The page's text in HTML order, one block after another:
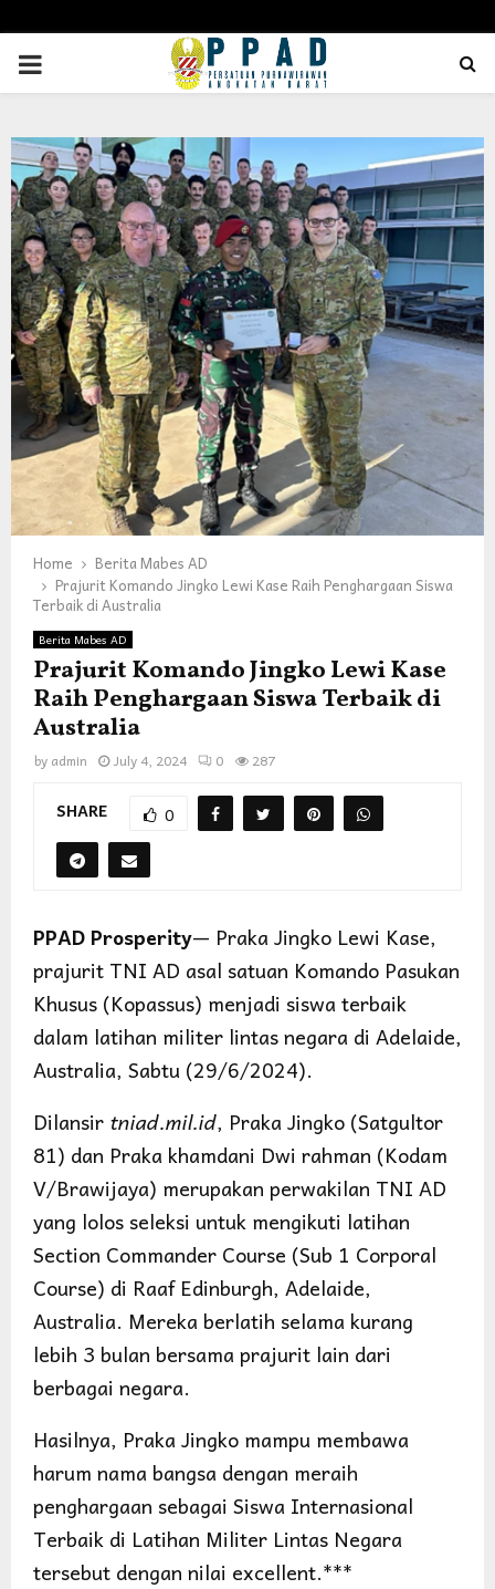
PRIMARY
Home
Berita Mabes AD
Prajurit Komando Jingko Lewi Kase Raih Penghargaan Siswa
Terbaik di Australia
Berita Mabes AD
Prajurit Komando Jingko Lewi Kase
Raih Penghargaan Siswa Terbaik di
Australia
by admin July 4, 2024 0 287
SHARE 0
PPAD Prosperity— Praka Jingko Lewi Kase,
prajurit TNI AD asal satuan Komando Pasukan
Khusus (Kopassus) menjadi siswa terbaik
dalam latihan militer lintas negara di Adelaide,
Australia, Sabtu (29/6/2024).
Dilansir tniad.mil.id, Praka Jingko (Satgultor
81) dan Praka khamdani Dwi rahman (Kodam
V/Brawijaya) merupakan perwakilan TNI AD
yang lolos seleksi untuk mengikuti latihan
Section Commander Course (Sub 1 Corporal
Course) di Raaf Edinburgh, Adelaide,
Australia. Mereka berlatih selama kurang
lebih 3 bulan bersama prajurit lain dari
berbagai negara.
Hasilnya, Praka Jingko mampu membawa
harum nama bangsa dengan meraih
penghargaan sebagai Siswa Internasional
Terbaik di Latihan Militer Lintas Negara
tersebut dengan nilai excellent.***